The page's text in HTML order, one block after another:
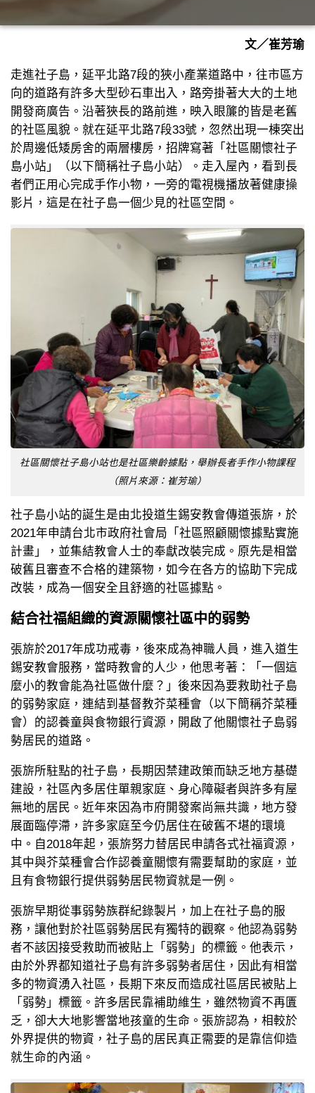
文／崔芳瑜
走進社子島，延平北路7段的狹小產業道路中，往市區方
向的道路有許多大型砂石車出入，路旁掛著大大的土地
開發商廣告。沿著狹長的路前進，映入眼簾的皆是老舊
的社區風貌。就在延平北路7段33號，忽然出現一棟突出
於周邊低矮房舍的兩層樓房，招牌寫著「社區關懷社子
島小站」（以下簡稱社子島小站）。走入屋內，看到長
者們正用心完成手作小物，一旁的電視機播放著健康操
影片，這是在社子島一個少見的社區空間。
社區關懷社子島小站也是社區樂齡據點，舉辦長者手作小物課程
（照片來源：崔芳瑜）
社子島小站的誕生是由北投道生錫安教會傳道張旂，於
2021年申請台北市政府社會局「社區照顧關懷據點實施
計畫」，並集結教會人士的奉獻改裝完成。原先是相當
破舊且審查不合格的建築物，如今在各方的協助下完成
改裝，成為一個安全且舒適的社區據點。
結合社福組織的資源關懷社區中的弱勢
張旂於2017年成功戒毒，後來成為神職人員，進入道生
錫安教會服務，當時教會的人少，他思考著：「一個這
麼小的教會能為社區做什麼？」後來因為要救助社子島
的弱勢家庭，連結到基督教芥菜種會（以下簡稱芥菜種
會）的認養童與食物銀行資源，開啟了他關懷社子島弱
勢居民的道路。
張旂所駐點的社子島，長期因禁建政策而缺乏地方基礎
建設，社區內多居住單親家庭、身心障礙者與許多有屋
無地的居民。近年來因為市府開發案尚無共識，地方發
展面臨停滯，許多家庭至今仍居住在破舊不堪的環境
中。自2018年起，張旂努力替居民申請各式社福資源，
其中與芥菜種會合作認養童關懷有需要幫助的家庭，並
且有食物銀行提供弱勢居民物資就是一例。
張旂早期從事弱勢族群紀錄製片，加上在社子島的服
務，讓他對於社區弱勢居民有獨特的觀察。他認為弱勢
者不該因接受救助而被貼上「弱勢」的標籤。他表示，
由於外界都知道社子島有許多弱勢者居住，因此有相當
多的物資湧入社區，長期下來反而造成社區居民被貼上
「弱勢」標籤。許多居民靠補助維生，雖然物資不再匱
乏，卻大大地影響當地孩童的生命。張旂認為，相較於
外界提供的物資，社子島的居民真正需要的是靠信仰造
就生命的內涵。